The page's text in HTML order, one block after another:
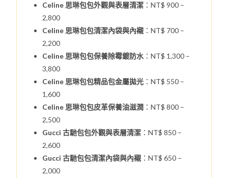
Celine 思琳包包外觀與表層清潔 ：NT$ 900 –
2,800
Celine 思琳包包清潔內袋與內襯 ：NT$ 700 –
2,200
Celine 思琳包包保養除霉鍍防水 ：NT$ 1,300 –
3,800
Celine 思琳包包精品包金屬拋光 ：NT$ 550 –
1,600
Celine 思琳包包皮革保養油滋潤 ：NT$ 800 –
2,500
Gucci 古馳包包外觀與表層清潔 ：NT$ 850 –
2,600
Gucci 古馳包包清潔內袋與內襯 ：NT$ 650 –
2,000